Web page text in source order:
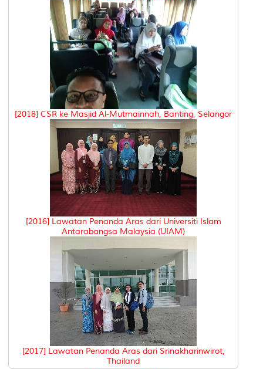
[2018] CSR ke Masjid Al-Mutmainnah, Banting, Selangor
[2016] Lawatan Penanda Aras dari Universiti Islam
Antarabangsa Malaysia (UIAM)
[2017] Lawatan Penanda Aras dari Srinakharinwirot,
Thailand